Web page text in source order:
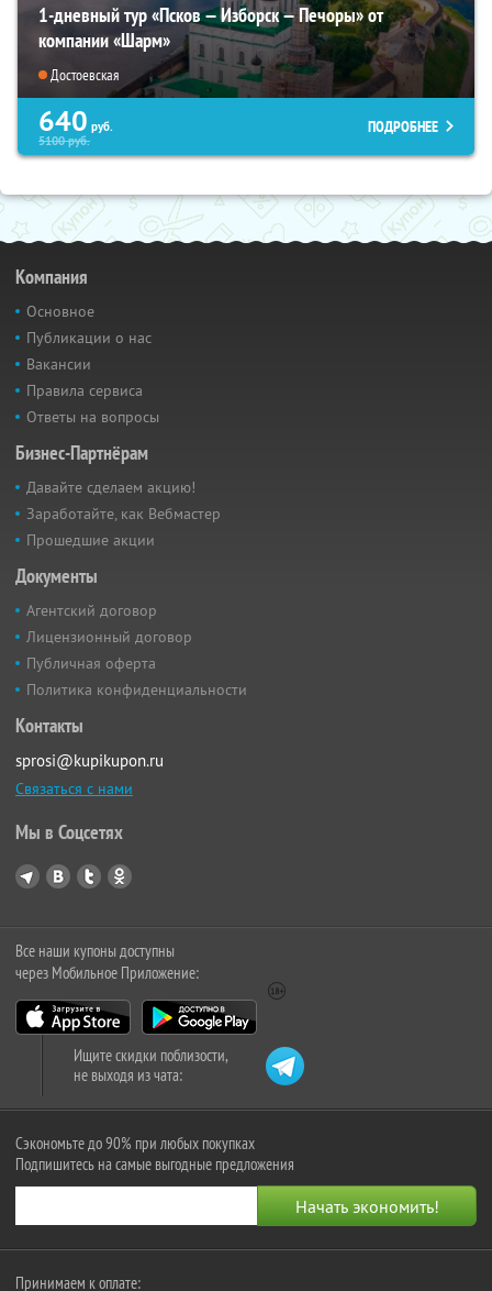
1-дневный тур «Псков — Изборск — Печоры» от
компании «Шарм»
Достоевская
640 руб.
5100руб.
ПОДРОБНЕЕ
Компания
Основное
Публикации о нас
Вакансии
Правила сервиса
Ответы на вопросы
Бизнес-Партнёрам
Давайте сделаем акцию!
Заработайте, как Вебмастер
Прошедшие акции
Документы
Агентский договор
Лицензионный договор
Публичная оферта
Политика конфиденциальности
Контакты
sprosi@kupikupon.ru
Связаться с нами
Мы в Соцсетях
Все наши купоны доступны
через Мобильное Приложение:
Ищите скидки поблизости,
не выходя из чата:
Сэкономьте до 90% при любых покупках
Подпишитесь на самые выгодные предложения
Принимаем к оплате: